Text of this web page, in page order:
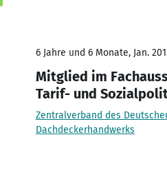
6 Jahre und 6 Monate, Jan.
Mitglied im
Tarif- und
Zentralverband des
Dachdeckerhandwerks